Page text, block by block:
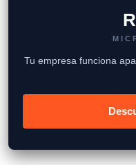
Tu empresa funciona